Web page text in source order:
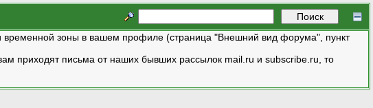
временной зоны в вашем профиле (страница "Внешний вид форума", пункт
приходят письма от наших бывших рассылок mail.ru и subscribe.ru, то